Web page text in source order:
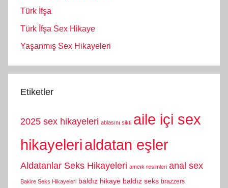
Türk İfşa
Türk İfşa Sex Hikaye
Yaşanmış Sex Hikayeleri
Etiketler
2025 sex hikayeleri ablasını sikti aile içi sex
hikayelerialdatan eşler
Aldatanlar Seks Hikayeleri amcık resimleri anal sex
Bakire Seks Hikayeleri baldız hikaye baldız seks brazzers